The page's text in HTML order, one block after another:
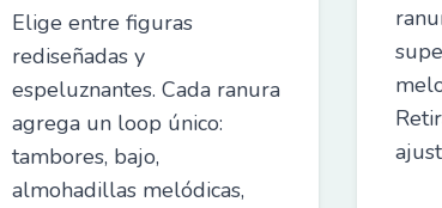
Elige entre figuras
rediseñadas y
espeluznantes. Cada ranura
agrega un loop único:
tambores, bajo,
almohadillas melódicas,